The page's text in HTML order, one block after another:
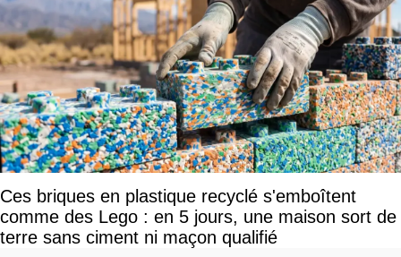
Ces briques en plastique recyclé s'emboîtent
comme des Lego : en 5 jours, une maison sort de
terre sans ciment ni maçon qualifié